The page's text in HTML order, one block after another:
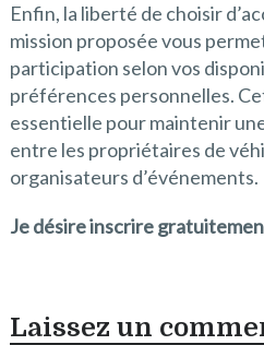
Enfin, la liberté de choisir
mission proposée vous
participation selon vos
préférences personnelles.
essentielle pour maintenir
entre les propriétaires de
organisateurs d’événements.
Je désire inscrire
Laissez un